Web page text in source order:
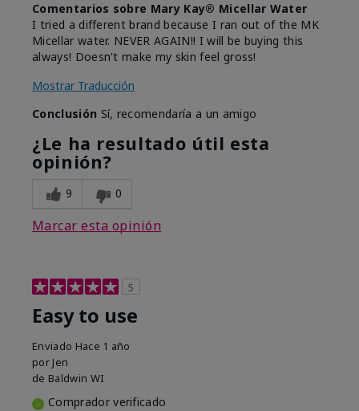
Comentarios sobre Mary Kay® Micellar Water
I tried a different brand because I ran out of the MK
Micellar water. NEVER AGAIN!! I will be buying this
always! Doesn't make my skin feel gross!
Mostrar Traducción
Conclusión Sí, recomendaría a un amigo
¿Le ha resultado útil esta
opinión?
9 0
Marcar esta opinión
5
Easy to use
Enviado Hace 1 año
por Jen
de Baldwin WI
Comprador verificado